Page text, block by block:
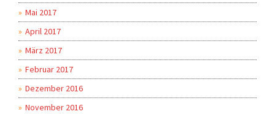
Mai 2017
April 2017
März 2017
Februar 2017
Dezember 2016
November 2016